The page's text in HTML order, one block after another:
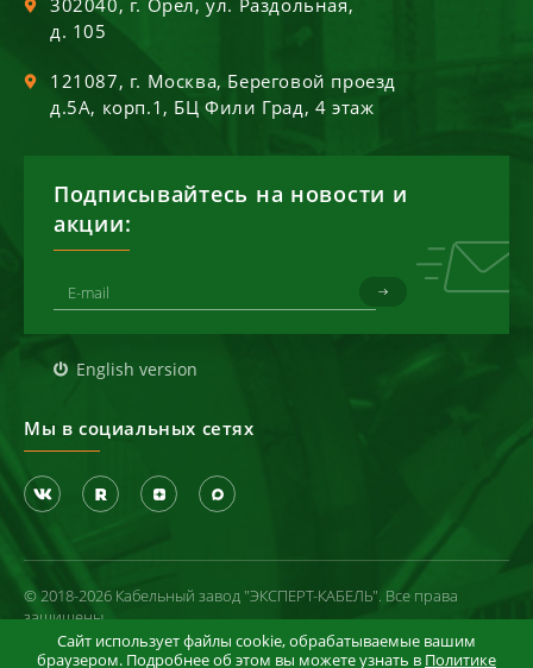
302040, г. Орел,ул. Раздольная,
д. 105
121087, г. Москва, Береговой проезд
д.5А, корп.1, БЦ Фили Град, 4 этаж
Подписывайтесь на новости и
акции:
English version
Мы в социальных сетях
© 2018-2026 Кабельный завод "ЭКСПЕРТ-КАБЕЛЬ". Все права
защищены
Политика конфиденциальности
Сайт использует файлы cookie, обрабатываемые вашим
браузером. Подробнее об этом вы можете узнать в Политике